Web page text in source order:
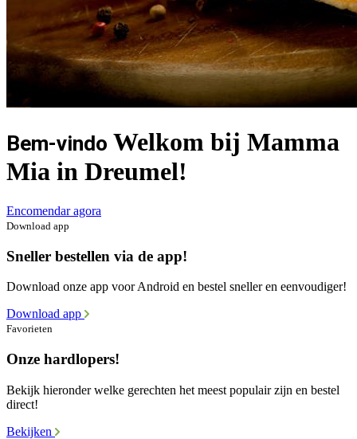
Bem-vindo Welkom bij Mamma
Mia in Dreumel!
Encomendar agora
Download app
Sneller bestellen via de app!
Download onze app voor Android en bestel sneller en eenvoudiger!
Download app
Favorieten
Onze hardlopers!
Bekijk hieronder welke gerechten het meest populair zijn en bestel
direct!
Bekijken